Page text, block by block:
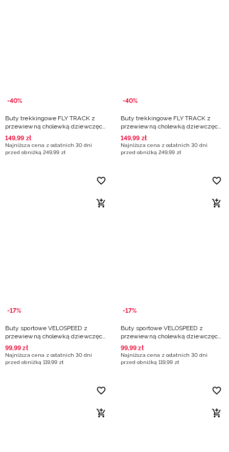
-40%
Buty trekkingowe FLY TRACK z
przewiewną cholewką dziewczęce
- beżowe
149,99 zł
Najniższa cena z ostatnich 30 dni
przed obniżką 249,99 zł
-40%
Buty trekkingowe FLY TRACK z
przewiewną cholewką dziewczęce
- różowe
149,99 zł
Najniższa cena z ostatnich 30 dni
przed obniżką 249,99 zł
-17%
Buty sportowe VELOSPEED z
przewiewną cholewką dziewczęce
- różowe
99,99 zł
Najniższa cena z ostatnich 30 dni
przed obniżką 119,99 zł
-17%
Buty sportowe VELOSPEED z
przewiewną cholewką dziewczęce
- białe
99,99 zł
Najniższa cena z ostatnich 30 dni
przed obniżką 119,99 zł